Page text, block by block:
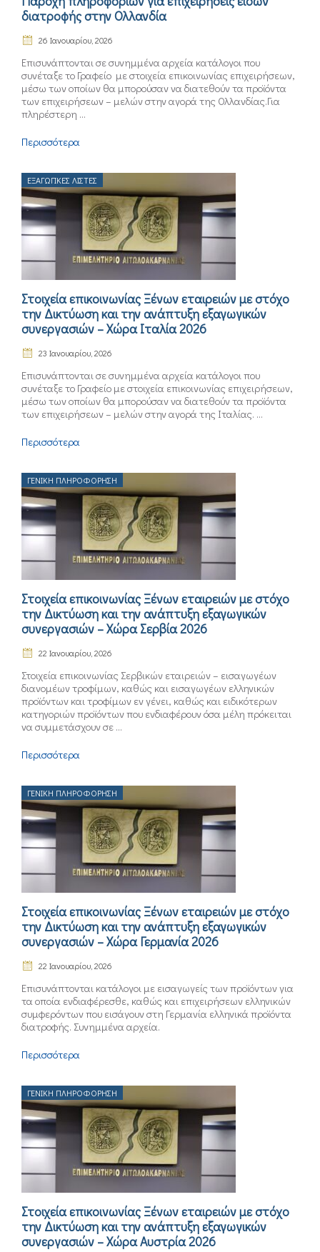
ΕΠΙΚΟΙΝΩΝΙΑ
διατροφής στην Ολλανδία
26 Ιανουαρίου, 2026
Επισυνάπτονται σε συνημμένα αρχεία κατάλογοι που
συνέταξε το Γραφείο με στοιχεία επικοινωνίας επιχειρήσεων,
μέσω των οποίων θα μπορούσαν να διατεθούν τα προϊόντα
των επιχειρήσεων – μελών στην αγορά της Ολλανδίας.Για
πληρέστερη ...
Περισσότερα
ΕΞΑΓΩΓΙΚΈΣ ΛΊΣΤΕΣ
Στοιχεία επικοινωνίας Ξένων εταιρειών με στόχο
την Δικτύωση και την ανάπτυξη εξαγωγικών
συνεργασιών – Χώρα Ιταλία 2026
23 Ιανουαρίου, 2026
Επισυνάπτονται σε συνημμένα αρχεία κατάλογοι που
συνέταξε το Γραφείο με στοιχεία επικοινωνίας επιχειρήσεων,
μέσω των οποίων θα μπορούσαν να διατεθούν τα προϊόντα
των επιχειρήσεων – μελών στην αγορά της Ιταλίας. ...
Περισσότερα
ΓΕΝΙΚΉ ΠΛΗΡΟΦΌΡΗΣΗ
Στοιχεία επικοινωνίας Ξένων εταιρειών με στόχο
την Δικτύωση και την ανάπτυξη εξαγωγικών
συνεργασιών – Χώρα Σερβία 2026
22 Ιανουαρίου, 2026
Στοιχεία επικοινωνίας Σερβικών εταιρειών – εισαγωγέων
διανομέων τροφίμων, καθώς και εισαγωγέων ελληνικών
προϊόντων και τροφίμων εν γένει, καθώς και ειδικότερων
κατηγοριών προϊόντων που ενδιαφέρουν όσα μέλη πρόκειται
να συμμετάσχουν σε ...
Περισσότερα
ΓΕΝΙΚΉ ΠΛΗΡΟΦΌΡΗΣΗ
Στοιχεία επικοινωνίας Ξένων εταιρειών με στόχο
την Δικτύωση και την ανάπτυξη εξαγωγικών
συνεργασιών – Χώρα Γερμανία 2026
22 Ιανουαρίου, 2026
Επισυνάπτονται κατάλογοι με εισαγωγείς των προϊόντων για
τα οποία ενδιαφέρεσθε, καθώς και επιχειρήσεων ελληνικών
συμφερόντων που εισάγουν στη Γερμανία ελληνικά προϊόντα
διατροφής. Συνημμένα αρχεία.
Περισσότερα
ΓΕΝΙΚΉ ΠΛΗΡΟΦΌΡΗΣΗ
Στοιχεία επικοινωνίας Ξένων εταιρειών με στόχο
την Δικτύωση και την ανάπτυξη εξαγωγικών
συνεργασιών – Χώρα Αυστρία 2026